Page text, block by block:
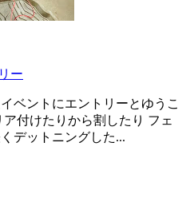
ー
ベントにエントリーとゆうこ
付けたりから割したり フェ
デットニングした...